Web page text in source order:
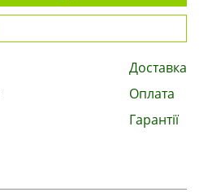
Доставка
Оплата
Гарантії